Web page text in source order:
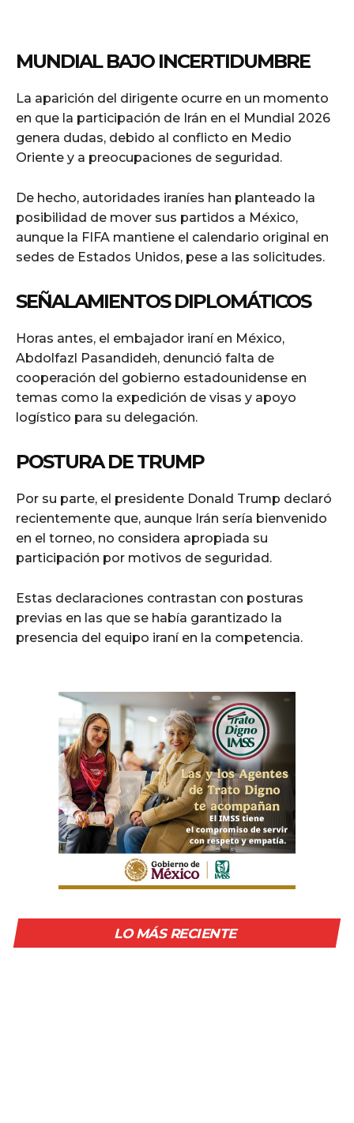
MUNDIAL BAJO INCERTIDUMBRE
La aparición del dirigente ocurre en un momento
en que la participación de Irán en el Mundial 2026
genera dudas, debido al conflicto en Medio
Oriente y a preocupaciones de seguridad.
De hecho, autoridades iraníes han planteado la
posibilidad de mover sus partidos a México,
aunque la FIFA mantiene el calendario original en
sedes de Estados Unidos, pese a las solicitudes.
SEÑALAMIENTOS DIPLOMÁTICOS
Horas antes, el embajador iraní en México,
Abdolfazl Pasandideh, denunció falta de
cooperación del gobierno estadounidense en
temas como la expedición de visas y apoyo
logístico para su delegación.
POSTURA DE TRUMP
Por su parte, el presidente Donald Trump declaró
recientemente que, aunque Irán sería bienvenido
en el torneo, no considera apropiada su
participación por motivos de seguridad.
Estas declaraciones contrastan con posturas
previas en las que se había garantizado la
presencia del equipo iraní en la competencia.
LO MÁS RECIENTE